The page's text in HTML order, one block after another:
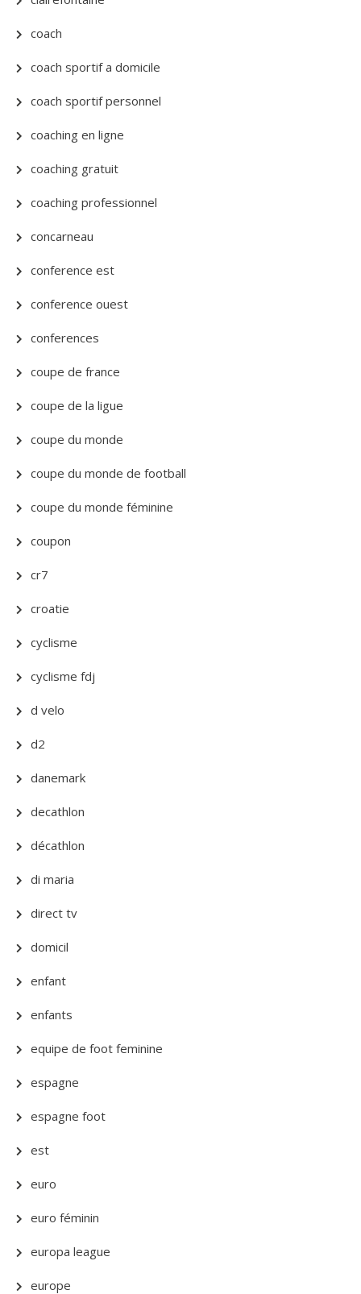
coach
coach sportif a domicile
coach sportif personnel
coaching en ligne
coaching gratuit
coaching professionnel
concarneau
conference est
conference ouest
conferences
coupe de france
coupe de la ligue
coupe du monde
coupe du monde de football
coupe du monde féminine
coupon
cr7
croatie
cyclisme
cyclisme fdj
d velo
d2
danemark
decathlon
décathlon
di maria
direct tv
domicil
enfant
enfants
equipe de foot feminine
espagne
espagne foot
est
euro
euro féminin
europa league
europe